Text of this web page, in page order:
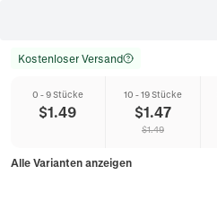
Kostenloser Versand
0 - 9 Stücke
$1.49
10 - 19 Stücke
$1.47
$1.49
Alle Varianten anzeigen